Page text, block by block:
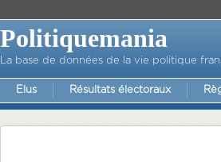
Politiquemania
La base de données de la vie politique
Elus Résultats électoraux